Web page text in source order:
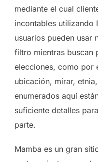
mediante el cual
incontables utilizando
usuarios pueden usar
filtro mientras buscan
elecciones, como por
ubicación, mirar,
enumerados aquí
suficiente detalles
parte.
Mamba es un gran